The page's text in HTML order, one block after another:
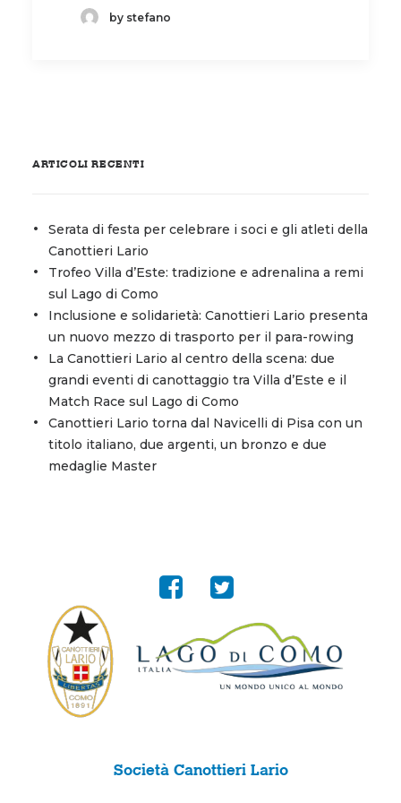
by stefano
ARTICOLI RECENTI
Serata di festa per celebrare i soci e gli atleti della
Canottieri Lario
Trofeo Villa d’Este: tradizione e adrenalina a remi
sul Lago di Como
Inclusione e solidarietà: Canottieri Lario presenta
un nuovo mezzo di trasporto per il para-rowing
La Canottieri Lario al centro della scena: due
grandi eventi di canottaggio tra Villa d’Este e il
Match Race sul Lago di Como
Canottieri Lario torna dal Navicelli di Pisa con un
titolo italiano, due argenti, un bronzo e due
medaglie Master
Società Canottieri Lario